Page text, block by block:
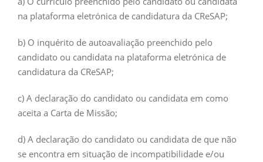
na plataforma eletrónica de candidatura da CReSAP;
b) O inquérito de autoavaliação preenchido pelo
candidato ou candidata na plataforma eletrónica de
candidatura da CReSAP;
c) A declaração do candidato ou candidata em como
aceita a Carta de Missão;
d) A declaração do candidato ou candidata de que não
se encontra em situação de incompatibilidade e/ou